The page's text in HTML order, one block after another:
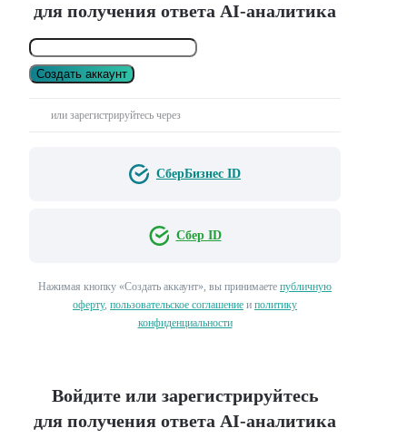
для получения ответа AI-аналитика
Создать аккаунт
или зарегистрируйтесь через
СберБизнес ID
Сбер ID
Нажимая кнопку «Создать аккаунт», вы принимаете публичную
оферту, пользовательское соглашение и политику
конфиденциальности
Войдите или зарегистрируйтесь
для получения ответа AI-аналитика